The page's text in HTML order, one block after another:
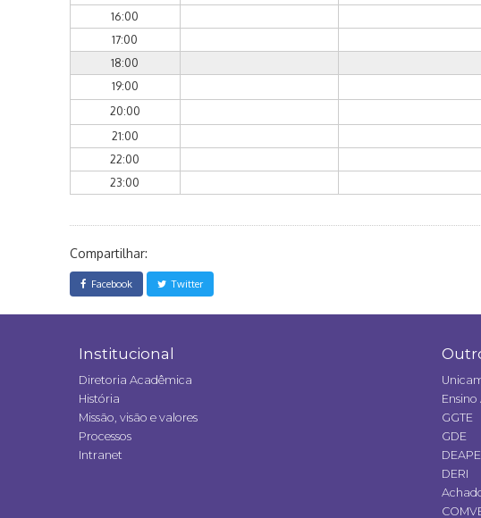
16:00
17:00
18:00
19:00
20:00
21:00
22:00
23:00
Compartilhar:
Facebook Twitter
Institucional
Diretoria Acadêmica
História
Missão, visão e valores
Processos
Intranet
GGTE
GDE
DEAPE
DERI